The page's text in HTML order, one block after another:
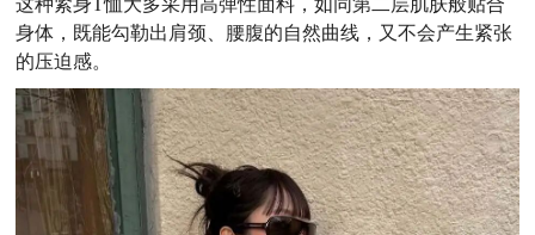
身体，既能勾勒出肩颈、腰腹的自然曲线，又不会产生紧张
的压迫感。